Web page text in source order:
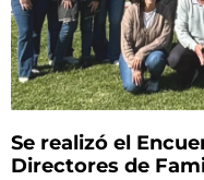
Se realizó el
Directores de